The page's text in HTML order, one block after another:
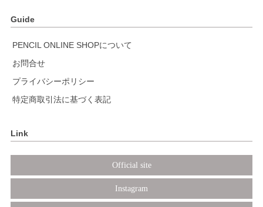
Guide
PENCIL ONLINE SHOPについて
お問合せ
プライバシーポリシー
特定商取引法に基づく表記
Link
Official site
Instagram